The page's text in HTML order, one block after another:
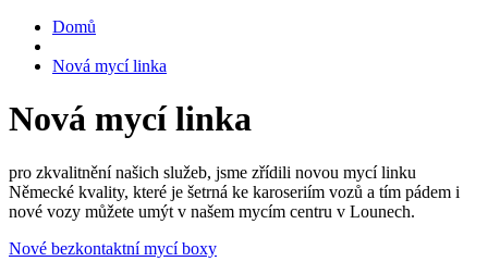
Domů
Nová mycí linka
Nová mycí linka
pro zkvalitnění našich služeb, jsme zřídili novou mycí linku
Německé kvality, které je šetrná ke karoseriím vozů a tím pádem i
nové vozy můžete umýt v našem mycím centru v Lounech.
Nové bezkontaktní mycí boxy